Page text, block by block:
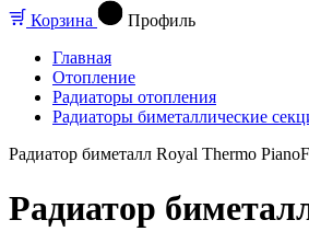
Корзина
Профиль
Главная
Отопление
Радиаторы отопления
Радиаторы биметаллические
Радиатор биметалл Royal Thermo
Радиатор